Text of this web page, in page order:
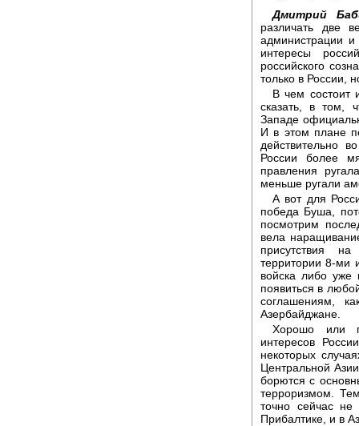
Дмитрий
различать две
администрации и
интересы
российского
только в России,
В чем состоит
сказать, в том,
Западе
И в этом плане
действительно
России более
правления
меньше ругали
А вот для
победа Буша,
посмотрим
вела
присутствия
территории 8-ми
войска либо уже
появиться в
соглашениям,
Азербайджане.
Хорошо или
интересов
некоторых
Центральной
борются с
терроризмом.
точно сейчас
Прибалтике, и в